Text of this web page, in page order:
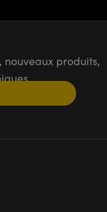
nouveaux produits,